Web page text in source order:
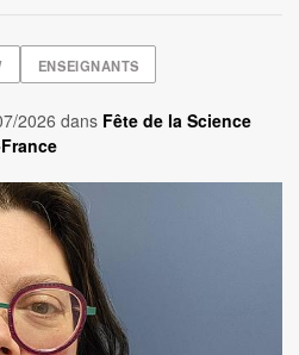
ENSEIGNANTS
2026 dans Fête de la Science